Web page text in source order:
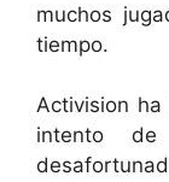
muchos
tiempo.
Activision
intento